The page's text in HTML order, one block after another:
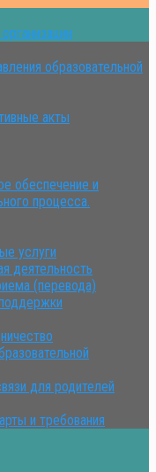
образовательной
акты
обеспечение и
процесса.
услуги
деятельность
(перевода)
для родителей
и требования